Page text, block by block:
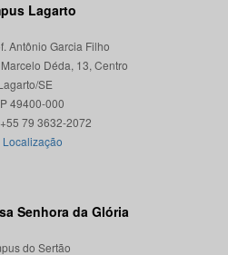
Lagarto
Antônio Garcia Filho
Déda, 13, Centro
SE
49400-000
Localização
Senhora da Glória
do Sertão